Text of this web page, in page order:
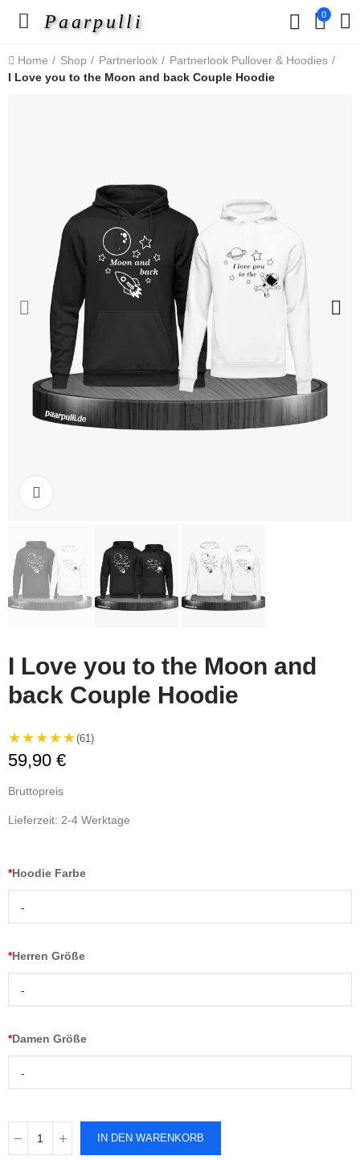
Paarpulli 0
Home Shop Partnerlook
Partnerlook Pullover & Hoodies
I Love you to the Moon and back Couple Hoodie
I Love you to the Moon and
back Couple Hoodie
★★★★★(61)
59,90 €
Bruttopreis
Lieferzeit: 2-4 Werktage
*Hoodie Farbe
-
*Herren Größe
-
*Damen Größe
-
IN DEN WARENKORB